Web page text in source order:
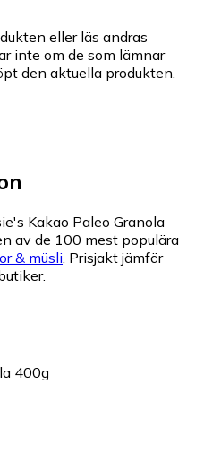
eller läs andras
inte om de som lämnar
den aktuella produkten.
Kakao Paleo Granola
av de 100 mest populära
& müsli. Prisjakt jämför
400g